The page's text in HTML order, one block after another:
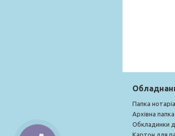
Папка
Архівна папка
Обкладинки
Картон для